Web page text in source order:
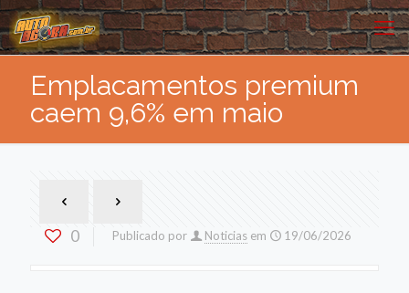
Emplacamentos premium
caem 9,6% em maio
0 Publicado por Noticias em 19/06/2026